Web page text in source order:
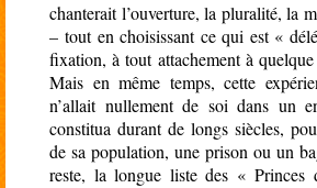
chanterait l’ouverture, la pluralité, la
– tout en choisissant ce qui est «
fixation, à tout attachement à
Mais en même temps, cette
n’allait nullement de soi dans un
constitua durant de longs siècles,
de sa population, une prison ou un
reste, la longue liste des « Princes